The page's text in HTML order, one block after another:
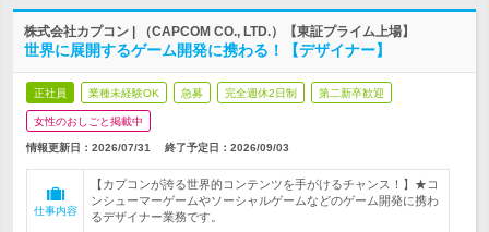
株式会社カプコン | （CAPCOM CO., LTD.）【東証プライム上場】
世界に展開するゲーム開発に携わる！【デザイナー】
正社員 業種未経験OK 急募 完全週休2日制 第二新卒歓迎
女性のおしごと掲載中
情報更新日：2026/07/31 終了予定日： 2026/09/03
仕事内容
【カプコンが誇る世界的コンテンツを手がけるチャンス！】★コ
ンシューマーゲームやソーシャルゲームなどのゲーム開発に携わ
るデザイナー業務です。